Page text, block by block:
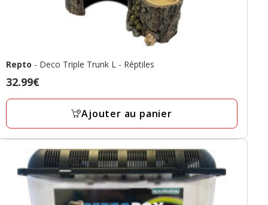
Repto - Deco Triple Trunk L - Réptiles
Prix
32.99€
32.99€
Ajouter au panier